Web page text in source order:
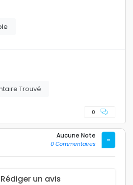
Trouvé
0
Aucune Note
0 Commentaires -
Rédiger un avis